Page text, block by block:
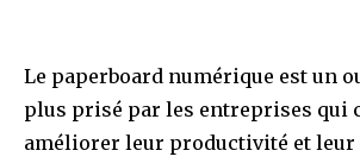
Le paperboard numérique est un
plus prisé par les entreprises qui
améliorer leur productivité et leur